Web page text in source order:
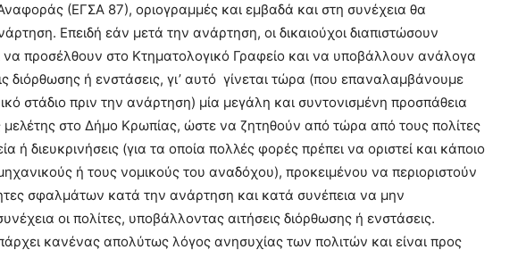
(ΕΓΣΑ 87), οριογραμμές και εμβαδά και στη συνέχεια θα
Επειδή εάν μετά την ανάρτηση, οι δικαιούχοι διαπιστώσουν
προσέλθουν στο Κτηματολογικό Γραφείο και να υποβάλλουν ανάλογα
διόρθωσης ή ενστάσεις, γι’ αυτό γίνεται τώρα (που επαναλαμβάνουμε
στάδιο πριν την ανάρτηση) μία μεγάλη και συντονισμένη προσπάθεια
στο Δήμο Κρωπίας, ώστε να ζητηθούν από τώρα από τους πολίτες
ή διευκρινήσεις (για τα οποία πολλές φορές πρέπει να οριστεί και κάποιο
ή τους νομικούς του αναδόχου), προκειμένου να περιοριστούν
σφαλμάτων κατά την ανάρτηση και κατά συνέπεια να μην
οι πολίτες, υποβάλλοντας αιτήσεις διόρθωσης ή ενστάσεις.
κανένας απολύτως λόγος ανησυχίας των πολιτών και είναι προς